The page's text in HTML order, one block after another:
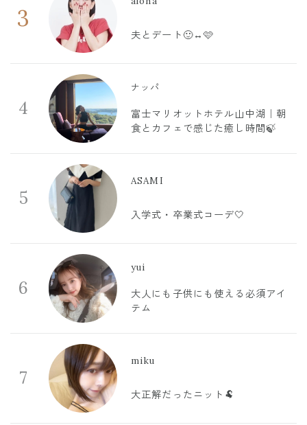
3
夫とデート🙂‍↔️🩷
4
ナッパ
富士マリオットホテル山中湖｜朝
食とカフェで感じた癒し時間🍃
5
ASAMI
入学式・卒業式コーデ🤍
6
yui
大人にも子供にも使える必須アイ
テム
7
miku
大正解だったニット🐏